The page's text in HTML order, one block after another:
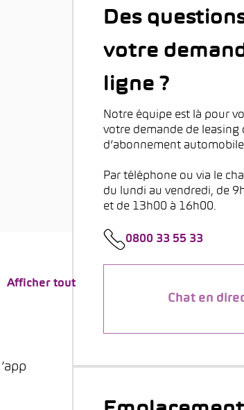
Afficher tout
Des
votre
ligne ?
Notre équipe est là pour
votre demande de leasing
d’abonnement
Par téléphone ou via le
du lundi au vendredi, de
et de 13h00 à 16h00.
0800 33 55 33
Chat en